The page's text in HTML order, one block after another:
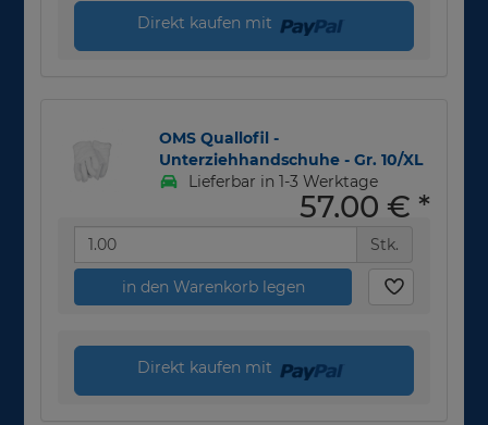
Direkt kaufen mit
OMS Quallofil -
Unterziehhandschuhe - Gr. 10/XL
Lieferbar in 1-3 Werktage
57,00 € *
Stk.
in den Warenkorb legen
Direkt kaufen mit